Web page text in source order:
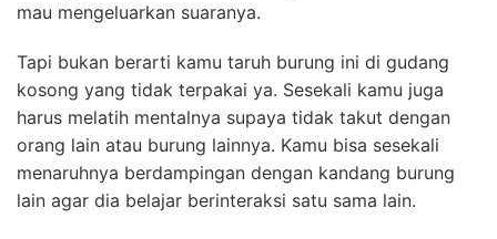
mau mengeluarkan suaranya.
Tapi bukan berarti kamu taruh burung ini di gudang
kosong yang tidak terpakai ya. Sesekali kamu juga
harus melatih mentalnya supaya tidak takut dengan
orang lain atau burung lainnya. Kamu bisa sesekali
menaruhnya berdampingan dengan kandang burung
lain agar dia belajar berinteraksi satu sama lain.